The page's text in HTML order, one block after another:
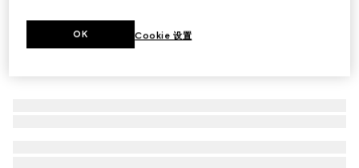
Cookie 设置
OK